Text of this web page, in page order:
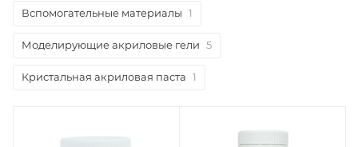
Вспомогательные материалы 1
Моделирующие акриловые гели 5
Кристальная акриловая паста 1